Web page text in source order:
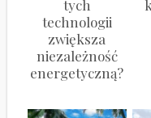
tych
technologii
zwiększa
niezależność
energetyczną?